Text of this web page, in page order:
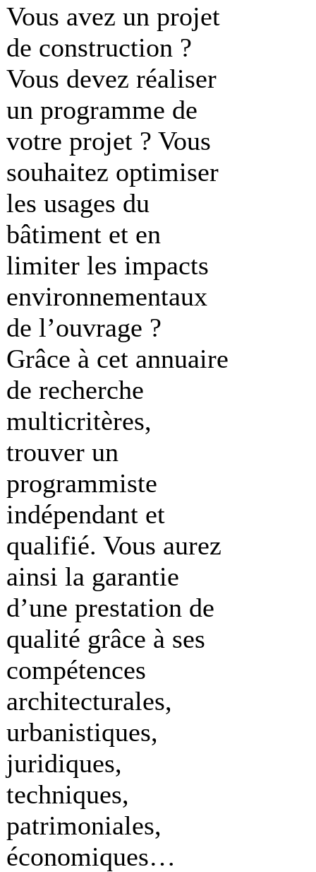
Vous avez un projet
de construction ?
Vous devez réaliser
un programme de
votre projet ? Vous
souhaitez optimiser
les usages du
bâtiment et en
limiter les impacts
environnementaux
de l’ouvrage ?
Grâce à cet annuaire
de recherche
multicritères,
trouver un
programmiste
indépendant et
qualifié. Vous aurez
ainsi la garantie
d’une prestation de
qualité grâce à ses
compétences
architecturales,
urbanistiques,
juridiques,
techniques,
patrimoniales,
économiques…